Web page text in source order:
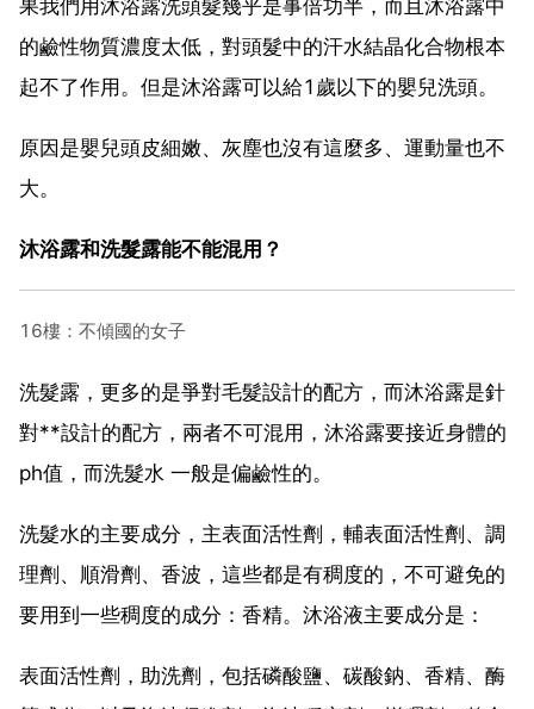
果我們用沐浴露洗頭髮幾乎是事倍功半，而且沐浴露中
的鹼性物質濃度太低，對頭髮中的汗水結晶化合物根本
起不了作用。但是沐浴露可以給1歲以下的嬰兒洗頭。
原因是嬰兒頭皮細嫩、灰塵也沒有這麼多、運動量也不
大。
沐浴露和洗髮露能不能混用？
16樓：不傾國的女子
洗髮露，更多的是爭對毛髮設計的配方，而沐浴露是針
對**設計的配方，兩者不可混用，沐浴露要接近身體的
ph值，而洗髮水 一般是偏鹼性的。
洗髮水的主要成分，主表面活性劑，輔表面活性劑、調
理劑、順滑劑、香波，這些都是有稠度的，不可避免的
要用到一些稠度的成分：香精。沐浴液主要成分是：
表面活性劑，助洗劑，包括磷酸鹽、碳酸鈉、香精、酶